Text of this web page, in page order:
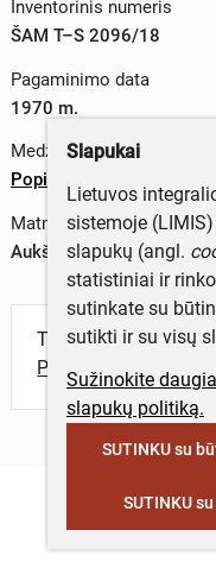
Inventorinis numeris
ŠAM T–S 2096/18
Pagaminimo data
1970 m.
Medžiagos
Popierius
Matmenys
Aukštis x plotis – 14 x
Turite daugiau
Parašykite mums!
Slapukai
Lietuvos
sistemoje
slapukų (angl.
statistiniai ir
sutinkate su
sutikti ir su visų
Sužinokite
slapukų politiką.
SUTINKU su
SUTINKU